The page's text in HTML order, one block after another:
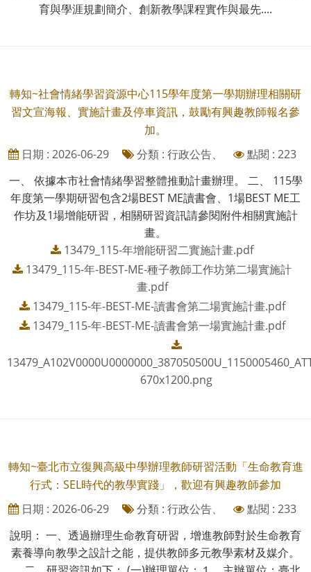
育與學涯規劃簡介、創新教學課程實作與最先....
轉知~社會情緒學習資源中心115學年度第一學期辦理相關研
習文宣海報、實施計畫及停車資訊，鼓勵有興趣教師報名參
加。
日期 : 2026-06-29
分類 : 行政公告、
點閱 : 223
一、 依據本市社會情緒學習整體推動計畫辦理。 二、 115學
年度第一學期研習包含2場BEST ME讀書會、1場BEST ME工
作坊及1場增能研習，相關研習資訊請參閱附件相關實施計
畫。
13479_115-年增能研習二實施計畫.pdf
13479_115-年-BEST-ME-種子教師工作坊第二場實施計
畫.pdf
13479_115-年-BEST-ME-讀書會第二場實施計畫.pdf
13479_115-年-BEST-ME-讀書會第一場實施計畫.pdf
670x1200.png
轉知~臺北市立復興高級中學辦理教師研習活動「生命教育進
行式：SEL時代的教學實踐」，歡迎有興趣教師參加
日期 : 2026-06-29
分類 : 行政公告、
點閱 : 233
說明： 一、透過辦理生命教育研習，增進教師對於生命教育
素養導向教學之設計之能，提供教師多元教學素材及媒介。